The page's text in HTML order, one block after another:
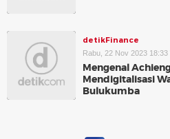
detikFinance
Rabu, 22 Nov 2023 18:33
Mengenal
Mendigitalisasi
Bulukumba